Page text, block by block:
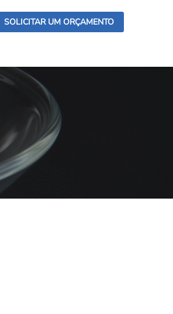
SOLICITAR UM ORÇAMENTO